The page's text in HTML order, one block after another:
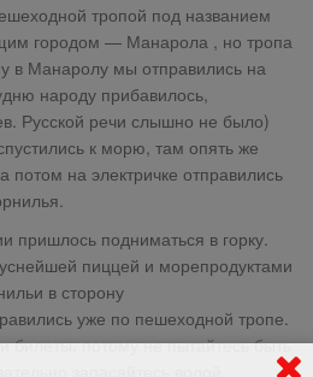
тропой под названием
городом — Манарола , но тропа
в Манаролу мы отправились на
народу прибавилось,
Русской речи слышно не было)
к морю, там опять же
на электричке отправились
пришлось подниматься в горку.
пиццей и морепродуктами
в сторону
уже по пешеходной тропе.
билеты, потому не пытайтесь быть